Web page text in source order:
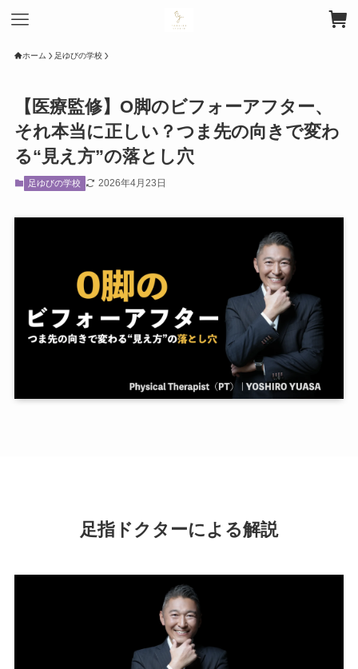
ホーム 足ゆびの学校
【医療監修】O脚のビフォーアフター、
それ本当に正しい？つま先の向きで変わ
る“見え方”の落とし穴
足ゆびの学校 2026年4月23日
足指ドクターによる解説